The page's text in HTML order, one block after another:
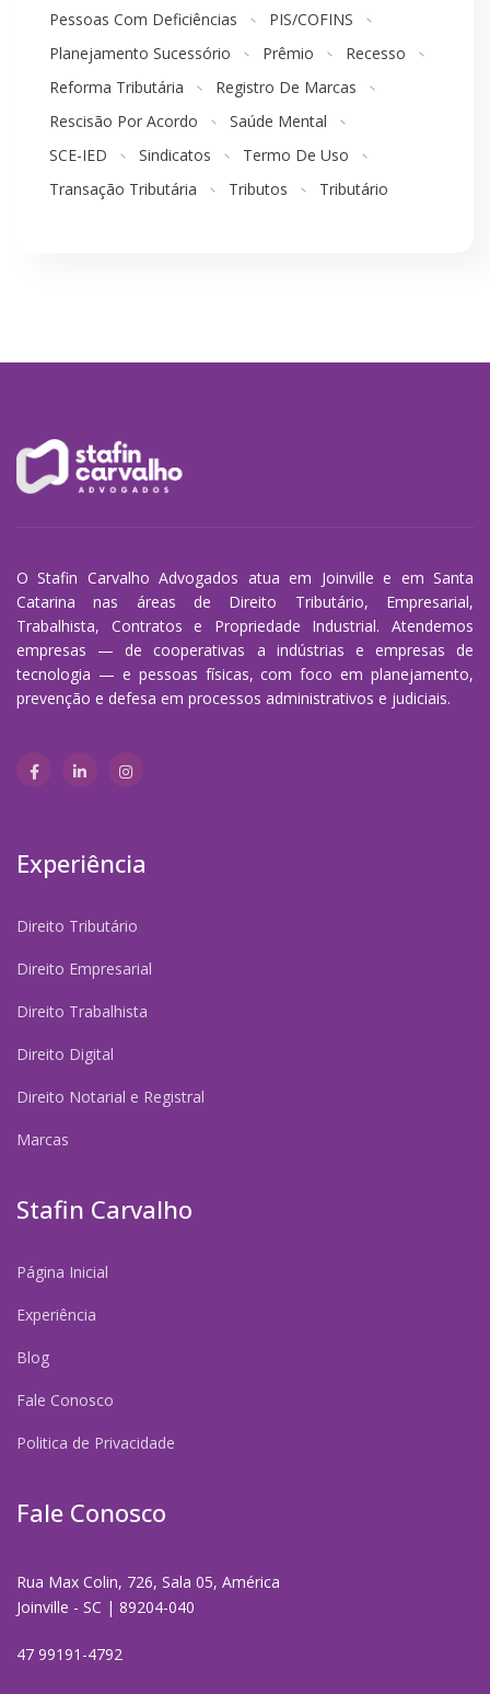
Pessoas Com Deficiências
PIS/COFINS
Planejamento Sucessório
Prêmio
Recesso
Reforma Tributária
Registro De Marcas
Rescisão Por Acordo
Saúde Mental
SCE-IED
Sindicatos
Termo De Uso
Transação Tributária
Tributos Tributário
O Stafin Carvalho Advogados atua em Joinville e em Santa
Catarina nas áreas de Direito Tributário, Empresarial,
Trabalhista, Contratos e Propriedade Industrial. Atendemos
empresas — de cooperativas a indústrias e empresas de
tecnologia — e pessoas físicas, com foco em planejamento,
prevenção e defesa em processos administrativos e judiciais.
Experiência
Direito Tributário
Direito Empresarial
Direito Trabalhista
Direito Digital
Direito Notarial e Registral
Marcas
Stafin Carvalho
Página Inicial
Experiência
Blog
Fale Conosco
Politica de Privacidade
Fale Conosco
Rua Max Colin, 726, Sala 05, América
Joinville - SC | 89204-040
47 99191-4792